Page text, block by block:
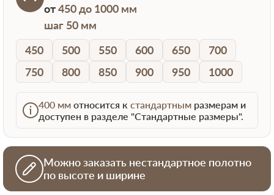
от450 до 1000 мм
шаг 50 мм
450
500 550 600 650
700
750
800 850 900 950 1000
400 мм относится к стандартным размерам и
доступен в разделе "Стандартные размеры".
Можно заказать нестандартное полотно
по высоте и ширине